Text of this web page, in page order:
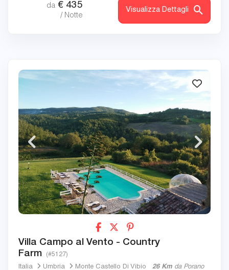
da € 435
/ Notte
Visualizza Dettagli
Villa Campo al Vento - Country
Farm
(#5127)
Italia Umbria Monte Castello Di Vibio 26 Km da Porano